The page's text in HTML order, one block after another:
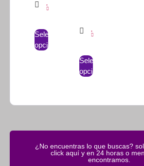
Seleccionar
opciones
Seleccionar
opciones
¿No encuentras lo que buscas?
click aquí y en 24 horas o
encontramos.